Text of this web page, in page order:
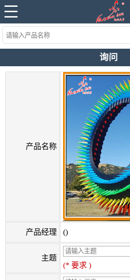
询问
产品名称
产品经理 ()
主题
(* 要求 )